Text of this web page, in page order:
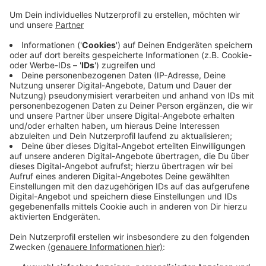
Anzeige
Dabei werden auf Äckern und Feldern auch Bäume und
Sträucher gepflanzt. Mit dieser Maßnahme lasse sich
die Nitratbelastung nachweislich senken, argumentiert
der Verein. Und das sei sinvoll. Denn zu viel Nitrat sei
gesundheitsschädlich. Der Verein hatte zuletzt in
Korschenbroich bei Brunnenwasserproben
festgestellt, das die Nitratbelastung oft zu hoch ist.
Vom Kreis gab es daher Warnungen, das
Brunnenwasser nicht zu benutzen.
Anzeige